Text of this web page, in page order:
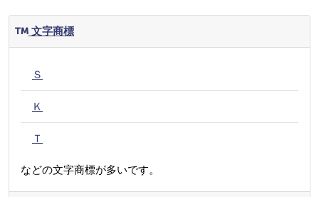
文字商標
Ｓ
Ｋ
Ｔ
などの文字商標が多いです。